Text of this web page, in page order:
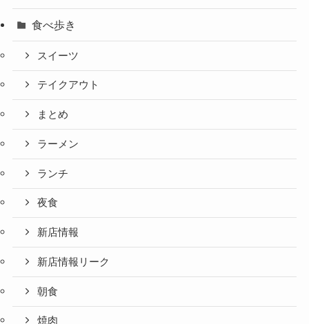
食べ歩き
スイーツ
テイクアウト
まとめ
ラーメン
ランチ
夜食
新店情報
新店情報リーク
朝食
焼肉